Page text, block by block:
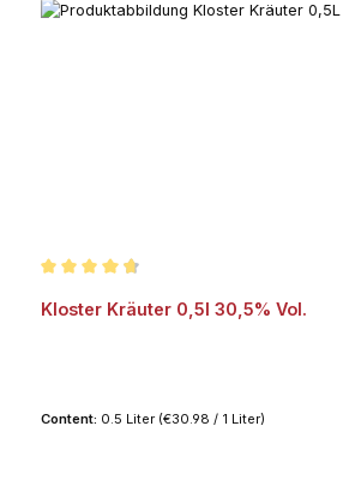
Kloster Kräuter 0,5l 30,5% Vol.
Content: 0.5 Liter (€30.98 / 1 Liter)